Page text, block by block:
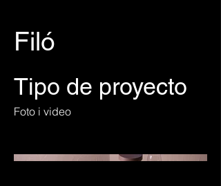
Filó
Tipo de proyecto
Foto i video